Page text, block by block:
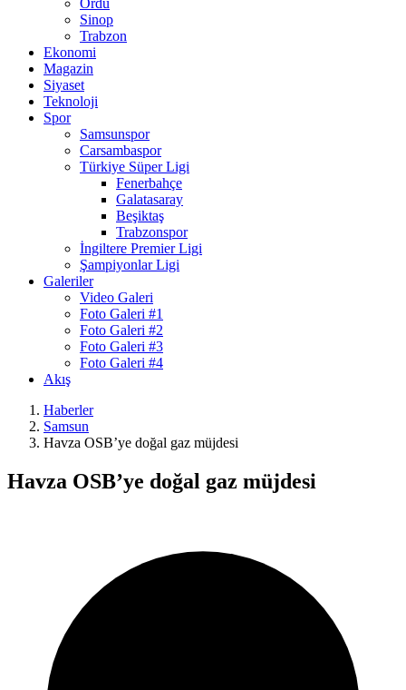
Ordu
Sinop
Trabzon
Ekonomi
Magazin
Siyaset
Teknoloji
Spor
Samsunspor
Carsambaspor
Türkiye Süper Ligi
Fenerbahçe
Galatasaray
Beşiktaş
Trabzonspor
İngiltere Premier Ligi
Şampiyonlar Ligi
Galeriler
Video Galeri
Foto Galeri #1
Foto Galeri #2
Foto Galeri #3
Foto Galeri #4
Akış
Haberler
Samsun
Havza OSB’ye doğal gaz müjdesi
Havza OSB’ye doğal gaz müjdesi